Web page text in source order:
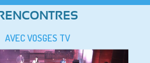
RENCONTRES
AVEC VOSGES TV